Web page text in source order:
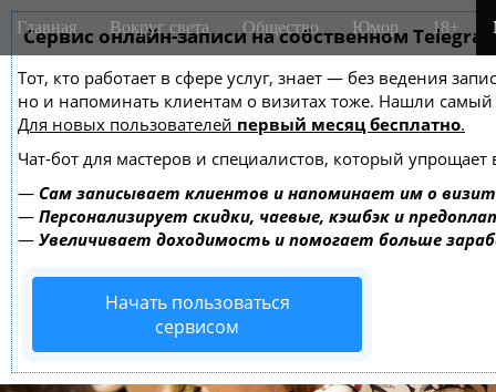
Сервис онлайн-записи на собственном
Тот, кто работает в сфере услуг, знает — без ведения
но и напоминать клиентам о визитах тоже. Нашли
Для новых пользователей первый месяц бесплатно.
Чат-бот для мастеров и специалистов, который упрощает
— Сам записывает клиентов и напоминает им о
— Персонализирует скидки, чаевые, кэшбэк и
— Увеличивает доходимость и помогает больше
Начать пользоваться
сервисом
M
a
n
m
e
n
u
i
Главная Вокруг света Общество Юмор 18+